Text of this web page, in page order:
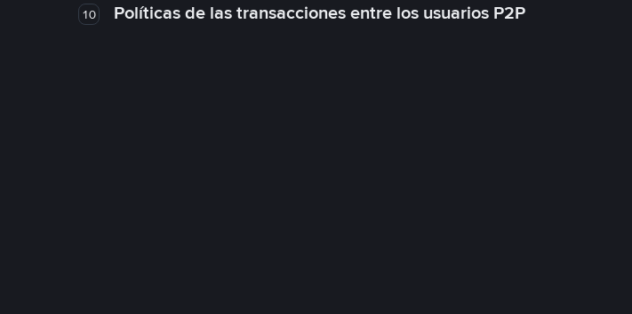
10 Políticas de las transacciones entre los usuarios P2P